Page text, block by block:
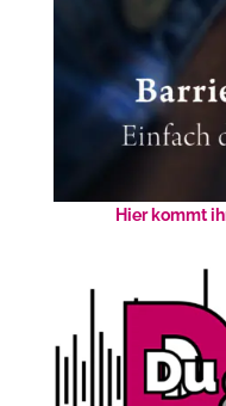
Hier kommt